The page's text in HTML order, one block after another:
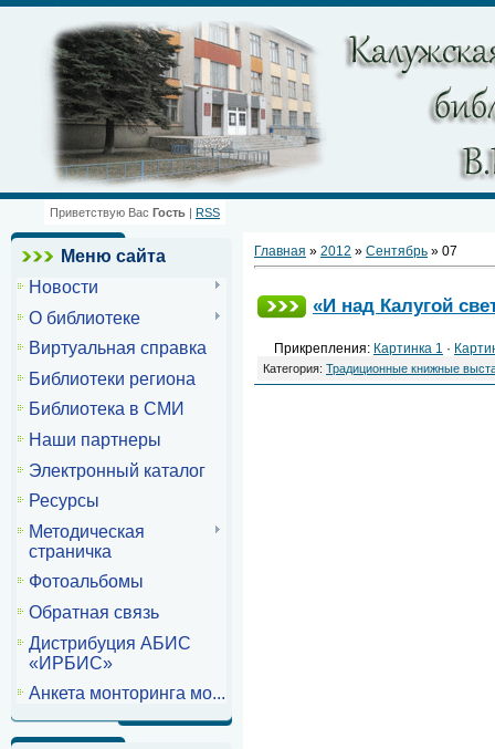
Приветствую Вас Гость | RSS
Меню сайта
Новости
О библиотеке
Виртуальная справка
Библиотеки региона
Библиотека в СМИ
Наши партнеры
Электронный каталог
Ресурсы
Методическая
страничка
Фотоальбомы
Обратная связь
Дистрибуция АБИС
«ИРБИС»
Анкета монторинга мо...
Главная » 2012 » Сентябрь » 07
«И над Калугой
Прикрепления: Картинка 1 ·
Категория: Традиционные книжные